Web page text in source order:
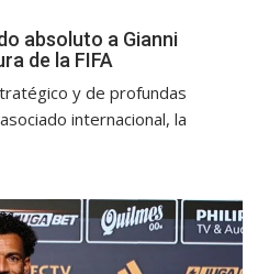
absoluto a Gianni
de la FIFA
y de profundas
internacional, la